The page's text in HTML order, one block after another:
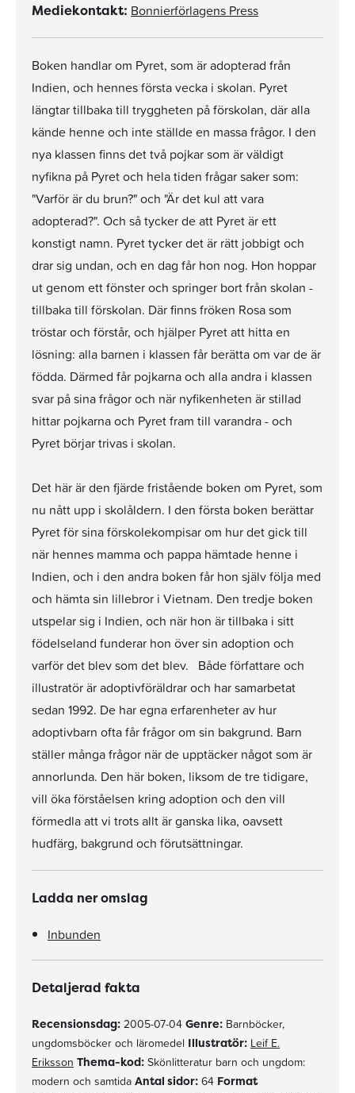
Mediekontakt: Bonnierförlagens Press
Boken handlar om Pyret, som är adopterad från
Indien, och hennes första vecka i skolan. Pyret
längtar tillbaka till tryggheten på förskolan, där alla
kände henne och inte ställde en massa frågor. I den
nya klassen finns det två pojkar som är väldigt
nyfikna på Pyret och hela tiden frågar saker som:
"Varför är du brun?" och "Är det kul att vara
adopterad?". Och så tycker de att Pyret är ett
konstigt namn. Pyret tycker det är rätt jobbigt och
drar sig undan, och en dag får hon nog. Hon hoppar
ut genom ett fönster och springer bort från skolan -
tillbaka till förskolan. Där finns fröken Rosa som
tröstar och förstår, och hjälper Pyret att hitta en
lösning: alla barnen i klassen får berätta om var de är
födda. Därmed får pojkarna och alla andra i klassen
svar på sina frågor och när nyfikenheten är stillad
hittar pojkarna och Pyret fram till varandra - och
Pyret börjar trivas i skolan.
Det här är den fjärde fristående boken om Pyret, som
nu nått upp i skolåldern. I den första boken berättar
Pyret för sina förskolekompisar om hur det gick till
när hennes mamma och pappa hämtade henne i
Indien, och i den andra boken får hon själv följa med
och hämta sin lillebror i Vietnam. Den tredje boken
utspelar sig i Indien, och när hon är tillbaka i sitt
födelseland funderar hon över sin adoption och
varför det blev som det blev. Både författare och
illustratör är adoptivföräldrar och har samarbetat
sedan 1992. De har egna erfarenheter av hur
adoptivbarn ofta får frågor om sin bakgrund. Barn
ställer många frågor när de upptäcker något som är
annorlunda. Den här boken, liksom de tre tidigare,
vill öka förståelsen kring adoption och den vill
förmedla att vi trots allt är ganska lika, oavsett
hudfärg, bakgrund och förutsättningar.
Ladda ner omslag
Inbunden
Detaljerad fakta
Recensionsdag: 2005-07-04 Genre: Barnböcker,
ungdomsböcker och läromedel Illustratör: Leif E.
Eriksson Thema-kod: Skönlitteratur barn och ungdom:
modern och samtida Antal sidor: 64 Format